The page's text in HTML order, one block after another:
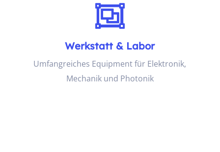

Werkstatt & Labor
Umfangreiches Equipment für Elektronik,
Mechanik und Photonik